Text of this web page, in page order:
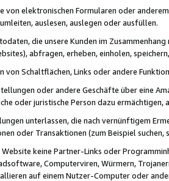
von elektronischen Formularen oder
auslesen, auslegen oder ausfüllen.
die unsere Kunden im
abfragen, erheben, einholen,
von Schaltflächen, Links oder andere
oder andere Geschäfte über eine
oder juristische Person dazu
unterlassen, die nach vernünftigem
oder Transaktionen (zum Beispiel
keine Partner-Links oder
Computerviren, Würmern,
auf einem Nutzer-Computer oder